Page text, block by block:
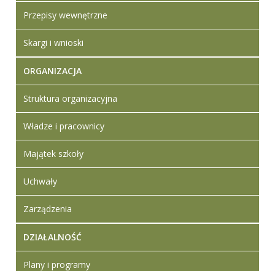
Przepisy wewnętrzne
Skargi i wnioski
ORGANIZACJA
Struktura organizacyjna
Władze i pracownicy
Majątek szkoły
Uchwały
Zarządzenia
DZIAŁALNOŚĆ
Plany i programy